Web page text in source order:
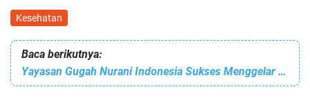
Kesehatan
Baca berikutnya:
Yayasan Gugah Nurani Indonesia Sukses Menggelar Acara Olahraga Virtual: RUN, RIDE, AND RISE 2024